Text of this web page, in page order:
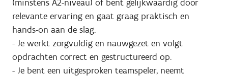
(minstens A2-niveau) of bent gelijkwaardig door
relevante ervaring en gaat graag praktisch en
hands-on aan de slag.
- Je werkt zorgvuldig en nauwgezet en volgt
opdrachten correct en gestructureerd op.
- Je bent een uitgesproken teamspeler, neemt